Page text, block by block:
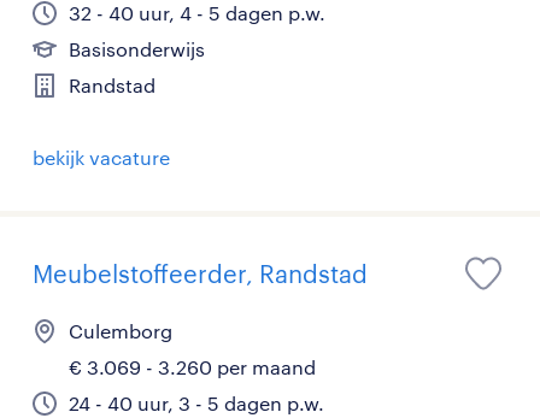
32 - 40 uur, 4 - 5 dagen p.w.
Basisonderwijs
Randstad
bekijk vacature
Meubelstoffeerder, Randstad
Culemborg
€ 3.069 - 3.260 per maand
24 - 40 uur, 3 - 5 dagen p.w.